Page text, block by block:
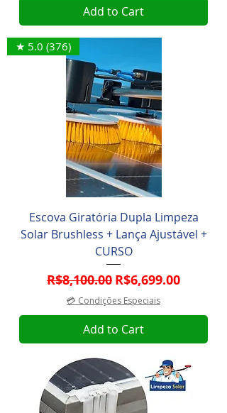
Add to Cart
★ 5.0 (376)
Escova Giratória Dupla Limpeza
Solar Brushless + Lança Ajustável +
CURSO
Regular Price
R$8,100.00 Sale Price
R$6,699.00
💳 Condições Especiais
Add to Cart